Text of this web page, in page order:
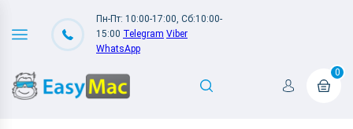
Пн-Пт: 10:00-17:00, Сб:10:00-
15:00 Telegram Viber
WhatsApp
0